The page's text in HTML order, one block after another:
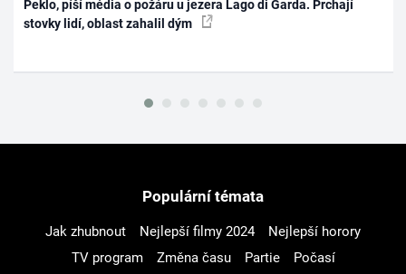
Peklo, píší média o požáru u jezera Lago di Garda. Prchají
stovky lidí, oblast zahalil dým
Populární témata
Jak zhubnout Nejlepší filmy 2024
Nejlepší horory
TV program
Změna času Partie
Počasí